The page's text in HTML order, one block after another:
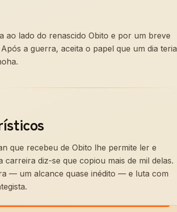
ao lado do renascido Obito e por um breve
a guerra, aceita o papel que um dia teria
que recebeu de Obito lhe permite ler e
diz-se que copiou mais de mil delas.
— um alcance quase inédito — e luta com